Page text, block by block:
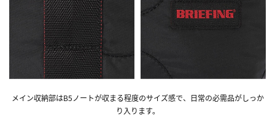
メイン収納部はB5ノートが収まる程度のサイズ感で、日常の必需品がしっか
り入ります。